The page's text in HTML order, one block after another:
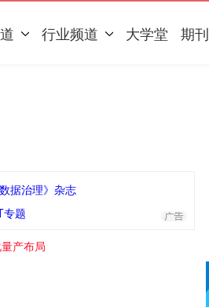
行业频道 大学堂 期刊
据治理》杂志
专题
产布局